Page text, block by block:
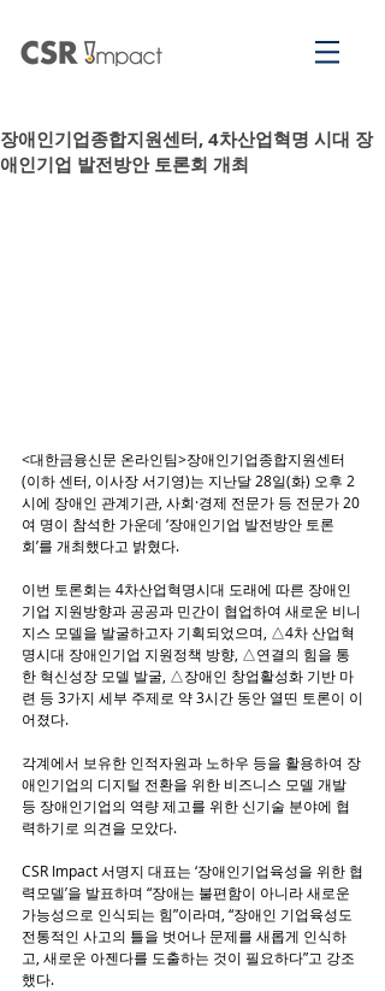
장애인기업종합지원센터, 4차산업혁명 시대 장
애인기업 발전방안 토론회 개최
<대한금융신문 온라인팀>장애인기업종합지원센터
(이하 센터, 이사장 서기영)는 지난달 28일(화) 오후 2
시에 장애인 관계기관, 사회·경제 전문가 등 전문가 20
여 명이 참석한 가운데 ‘장애인기업 발전방안 토론
회’를 개최했다고 밝혔다.
이번 토론회는 4차산업혁명시대 도래에 따른 장애인
기업 지원방향과 공공과 민간이 협업하여 새로운 비니
지스 모델을 발굴하고자 기획되었으며, △4차 산업혁
명시대 장애인기업 지원정책 방향, △연결의 힘을 통
한 혁신성장 모델 발굴, △장애인 창업활성화 기반 마
련 등 3가지 세부 주제로 약 3시간 동안 열띤 토론이 이
어졌다.
각계에서 보유한 인적자원과 노하우 등을 활용하여 장
애인기업의 디지털 전환을 위한 비즈니스 모델 개발
등 장애인기업의 역량 제고를 위한 신기술 분야에 협
력하기로 의견을 모았다.
CSR Impact 서명지 대표는 ‘장애인기업육성을 위한 협
력모델’을 발표하며 “장애는 불편함이 아니라 새로운
가능성으로 인식되는 힘”이라며, “장애인 기업육성도
전통적인 사고의 틀을 벗어나 문제를 새롭게 인식하
고, 새로운 아젠다를 도출하는 것이 필요하다”고 강조
했다.